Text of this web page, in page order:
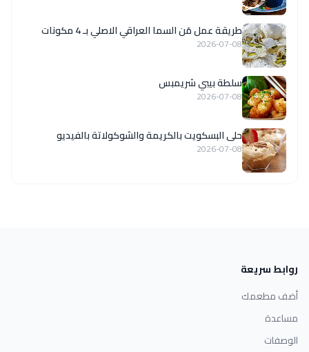
طريقة عمل مَن السما العراقي الاصلي بـ 4 مكونات
2026-07-08
سلطة بيبي شريمبس
2026-07-08
حلى البسكويت بالكريمة والشوكولاتة بالفيديو
2026-07-08
روابط سريعة
أضف مطعمك
مساعدة
الوصفات